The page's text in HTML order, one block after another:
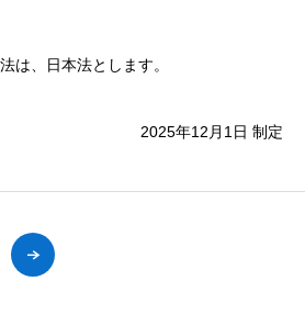
は、日本法とします。
2025年12月1日 制定